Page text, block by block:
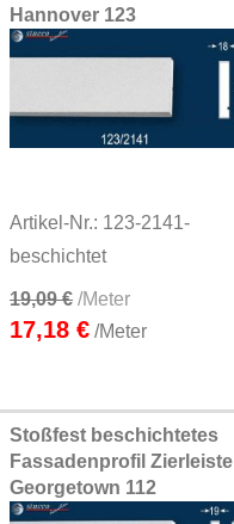
Hannover 123
Artikel-Nr.: 123-2141-
beschichtet
19,09 € /Meter
17,18 € /Meter
Stoßfest beschichtetes
Fassadenprofil Zierleiste
Georgetown 112